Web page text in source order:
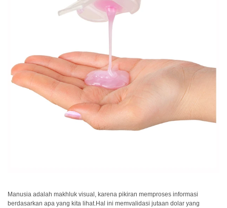
Pribadi
Farmasi
Produk
Pengukuran
Manusia adalah makhluk visual, karena pikiran memproses informasi
berdasarkan apa yang kita lihat.Hal ini memvalidasi jutaan dolar yang